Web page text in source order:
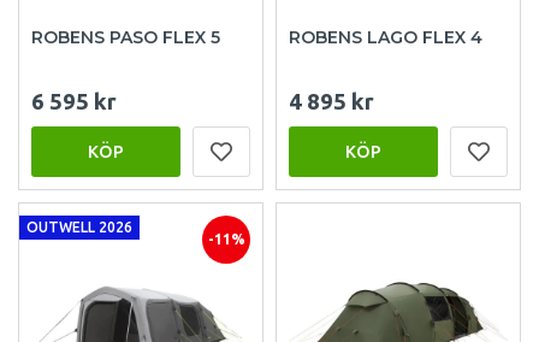
ROBENS PASO FLEX 5
6 595 kr
KÖP
ROBENS LAGO FLEX 4
4 895 kr
KÖP
OUTWELL 2026
-11%